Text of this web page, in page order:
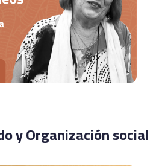
y Organización social